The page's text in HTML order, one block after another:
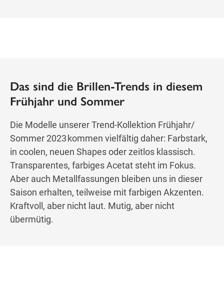
Das sind die Brillen-Trends in diesem
Frühjahr und Sommer
Die Modelle unserer Trend-Kollektion Frühjahr/
Sommer 2023 kommen vielfältig daher: Farbstark,
in coolen, neuen Shapes oder zeitlos klassisch.
Transparentes, farbiges Acetat steht im Fokus.
Aber auch Metallfassungen bleiben uns in dieser
Saison erhalten, teilweise mit farbigen Akzenten.
Kraftvoll, aber nicht laut. Mutig, aber nicht
übermütig.